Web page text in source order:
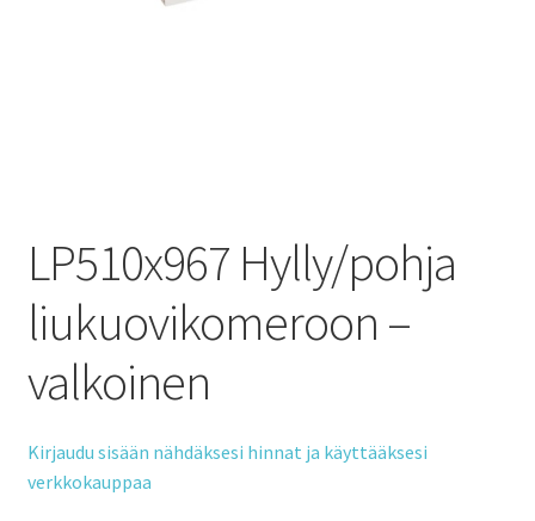
LP510x967 Hylly/pohja
liukuovikomeroon –
valkoinen
Kirjaudu sisään nähdäksesi hinnat ja käyttääksesi
verkkokauppaa